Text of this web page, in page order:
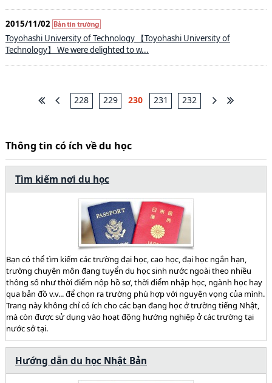
2015/11/02
Toyohashi University of Technology 【Toyohashi University of
Technology】 We were delighted to w...
228 229 230 231 232
Thông tin có ích về du học
Tìm kiếm nơi du học
Bạn có thể tìm kiếm các trường đại học, cao học, đại học ngắn hạn,
trường chuyên môn đang tuyển du học sinh nước ngoài theo nhiều
thông số như thời điểm nộp hồ sơ, thời điểm nhập học, ngành học hay
qua bản đồ v.v... để chọn ra trường phù hợp với nguyện vọng của mình.
Trang này không chỉ có ích cho các bạn đang học ở trường tiếng Nhật,
mà còn được sử dụng vào hoạt động hướng nghiệp ở các trường tại
nước sở tại.
Hướng dẫn du học Nhật Bản